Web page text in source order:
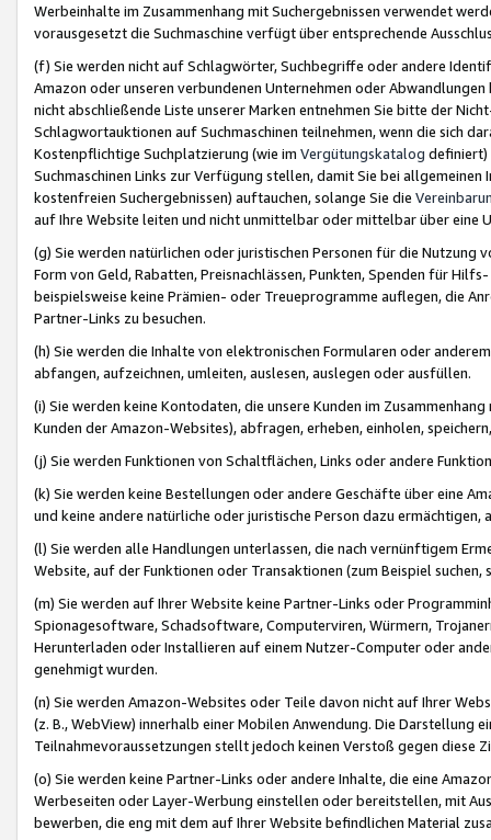
Werbeinhalte im Zusammenhang mit Suchergebnissen verwendet
vorausgesetzt die Suchmaschine verfügt über entsprechende
(f) Sie werden nicht auf Schlagwörter, Suchbegriffe oder andere
Amazon oder unseren verbundenen Unternehmen oder
nicht abschließende Liste unserer Marken entnehmen Sie bitte der
Schlagwortauktionen auf Suchmaschinen teilnehmen, wenn die sich
Kostenpflichtige Suchplatzierung (wie im Vergütungskatalog definiert)
Suchmaschinen Links zur Verfügung stellen, damit Sie bei
kostenfreien Suchergebnissen) auftauchen, solange Sie die
auf Ihre Website leiten und nicht unmittelbar oder mittelbar über eine
(g) Sie werden natürlichen oder juristischen Personen für die Nutzung
Form von Geld, Rabatten, Preisnachlässen, Punkten, Spenden für
beispielsweise keine Prämien- oder Treueprogramme auflegen, die
Partner-Links zu besuchen.
(h) Sie werden die Inhalte von elektronischen Formularen oder
abfangen, aufzeichnen, umleiten, auslesen, auslegen oder ausfüllen.
(i) Sie werden keine Kontodaten, die unsere Kunden im
Kunden der Amazon-Websites), abfragen, erheben, einholen,
(j) Sie werden Funktionen von Schaltflächen, Links oder andere
(k) Sie werden keine Bestellungen oder andere Geschäfte über eine
und keine andere natürliche oder juristische Person dazu
(l) Sie werden alle Handlungen unterlassen, die nach vernünftigem
Website, auf der Funktionen oder Transaktionen (zum Beispiel
(m) Sie werden auf Ihrer Website keine Partner-Links oder
Spionagesoftware, Schadsoftware, Computerviren, Würmern,
Herunterladen oder Installieren auf einem Nutzer-Computer oder
genehmigt wurden.
(n) Sie werden Amazon-Websites oder Teile davon nicht auf Ihrer
(z. B., WebView) innerhalb einer Mobilen Anwendung. Die Darstellung
Teilnahmevoraussetzungen stellt jedoch keinen Verstoß gegen diese
(o) Sie werden keine Partner-Links oder andere Inhalte, die eine
Werbeseiten oder Layer-Werbung einstellen oder bereitstellen, mit
bewerben, die eng mit dem auf Ihrer Website befindlichen Material